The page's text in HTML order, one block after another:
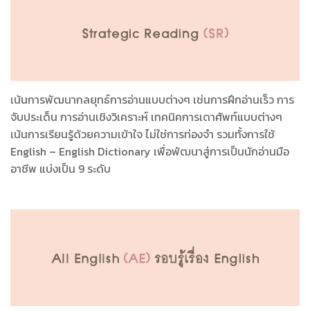
เน้นการพัฒนากลยุทธ์การอ่านแบบต่างๆ เช่นการฝึกอ่านเร็ว การ
จับประเด็น การอ่านเชิงวิเคราะห์ เทคนิคการเดาศัพท์แบบต่างๆ
เน้นการเรียนรู้ด้วยความเข้าใจ ไม่ใช่การท่องจำ รวมทั้งการใช้
English – English Dictionary เพื่อพัฒนาสู่การเป็นนักอ่านมือ
อาชีพ แบ่งเป็น 9 ระดับ